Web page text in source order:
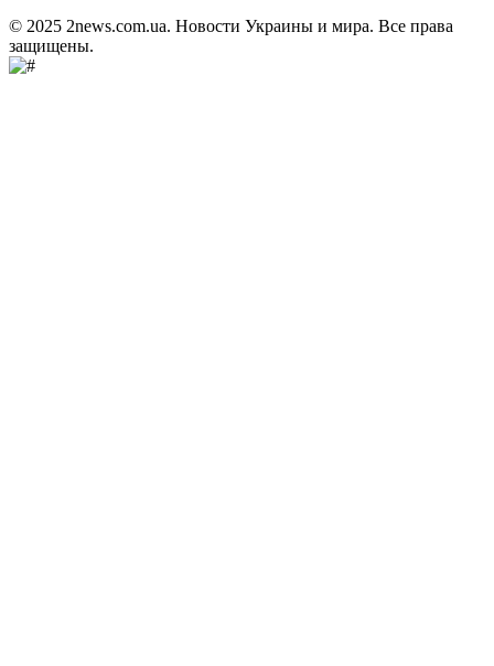
© 2025 2news.com.ua. Новости Украины и мира. Все права
защищены.